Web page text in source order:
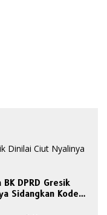
BK DPRD Gresik
Sidangkan Kode